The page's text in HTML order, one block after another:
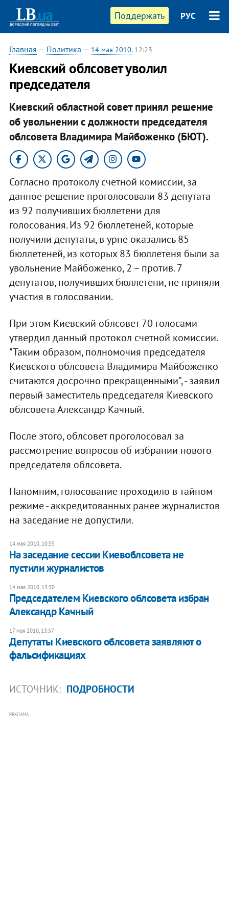
Поддержать РУС
Главная — Политика — 14 мая 2010, 12:23
Киевский облсовет уволил
председателя
Киевский областной совет принял решение
об увольнении с должности председателя
облсовета Владимира Майбоженко (БЮТ).
Согласно протоколу счетной комиссии, за
данное решение проголосовали 83 депутата
из 92 получивших бюллетени для
голосования. Из 92 бюллетеней, которые
получили депутаты, в урне оказались 85
бюллетеней, из которых 83 бюллетеня были за
увольнение Майбоженко, 2 – против. 7
депутатов, получивших бюллетени, не приняли
участия в голосовании.
При этом Киевский облсовет 70 голосами
утвердил данный протокол счетной комиссии.
"Таким образом, полномочия председателя
Киевского облсовета Владимира Майбоженко
считаются досрочно прекращенными", - заявил
первый заместитель председателя Киевского
облсовета Александр Качный.
После этого, облсовет проголосовал за
рассмотрение вопросов об избрании нового
председателя облсовета.
Напомним, голосование проходило в тайном
режиме - аккредитованных ранее журналистов
на заседание не допустили.
14 мая 2010, 10:55
На заседание сессии Киевоблсовета не
пустили журналистов
14 мая 2010, 13:30
Председателем Киевского облсовета избран
Александр Качный
17 мая 2010, 13:57
Депутаты Киевского облсовета заявляют о
фальсификациях
ИСТОЧНИК: ПОДРОБНОСТИ
РЕКЛАМА